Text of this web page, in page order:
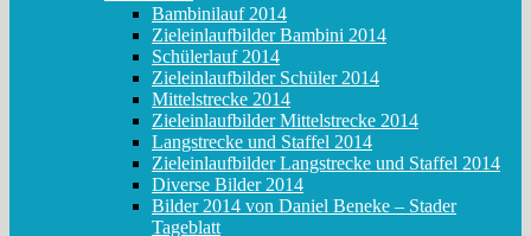
Bambinilauf 2014
Zieleinlaufbilder Bambini 2014
Schülerlauf 2014
Zieleinlaufbilder Schüler 2014
Mittelstrecke 2014
Zieleinlaufbilder Mittelstrecke 2014
Langstrecke und Staffel 2014
Zieleinlaufbilder Langstrecke und Staffel 2014
Diverse Bilder 2014
Bilder 2014 von Daniel Beneke – Stader
Tageblatt